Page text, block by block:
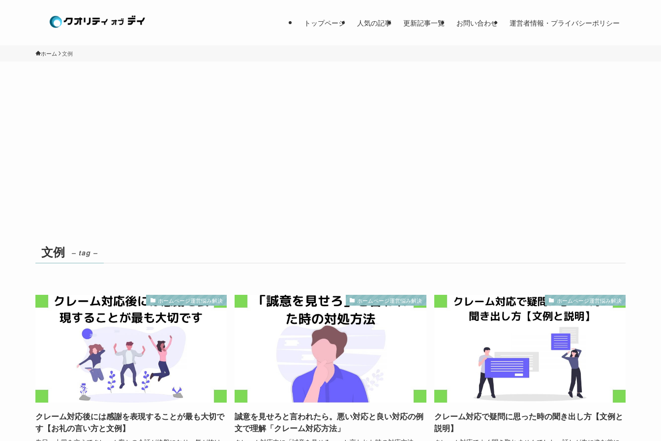
トップページ 人気の記事 更新記事一覧 お問い合わせ 運営者情報・プライバシーポリシー
ホーム 文例
文例 – tag –
ホームページ運営悩み解決
クレーム対応後には感謝を表現することが最も大切で
す【お礼の言い方と文例】
ホームページ運営悩み解決
誠意を見せろと言われたら。悪い対応と良い対応の例
文で理解「クレーム対応方法」
ホームページ運営悩み解決
クレーム対応で疑問に思った時の聞き出し方【文例と
説明】